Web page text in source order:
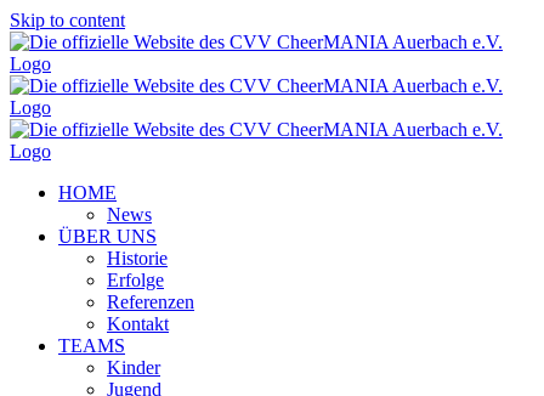
Skip to content
HOME
News
ÜBER UNS
Historie
Erfolge
Referenzen
Kontakt
TEAMS
Kinder
Jugend